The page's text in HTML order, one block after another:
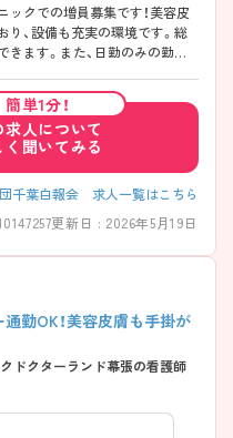
クでの増員募集です！美容皮
、設備も充実の環境です。総
ます。また、日勤のみの勤務
トも充実させたい方におすすめ
簡単1分！
求人について
く聞いてみる
千葉白報会 求人一覧はこちら
更新日 : 2026年5月19日
勤OK！美容皮膚も手掛が
ドクターランド幕張の看護師